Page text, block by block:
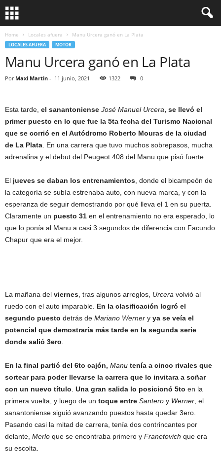
Home Locales afuera Manu Urcera ganó en La Plata
LOCALES AFUERA MOTOR
Manu Urcera ganó en La Plata
Por Maxi Martin - 11 junio, 2021 1322 0
Esta tarde, el sanantoniense José Manuel Urcera, se llevó el
primer puesto en lo que fue la 5ta fecha del Turismo Nacional
que se corrió en el Autódromo Roberto Mouras de la ciudad
de La Plata . En una carrera que tuvo muchos sobrepasos, mucha
adrenalina y el debut del Peugeot 408 del Manu que pisó fuerte.
El jueves se daban los entrenamientos , donde el bicampeón de
la categoría se subía estrenaba auto, con nueva marca, y con la
esperanza de seguir demostrando por qué lleva el 1 en su puerta.
Claramente un puesto 31 en el entrenamiento no era esperado, lo
que lo ponía al Manu a casi 3 segundos de diferencia con Facundo
Chapur que era el mejor.
La mañana del viernes , tras algunos arreglos, Urcera volvió al
ruedo con el auto imparable. En la clasificación logró el
segundo puesto detrás de Mariano Werner y ya se veía el
potencial que demostraría más tarde en la segunda serie
donde salió 3ero
En la final partió del 6to cajón, Manu tenía a cinco rivales que
sortear para poder llevarse la carrera que lo invitara a soñar
con un nuevo título Una gran salida lo posicionó 5to en la
primera vuelta, y luego de un toque entre Santero y Werner , el
sanantoniense siguió avanzando puestos hasta quedar 3ero.
Pasando casi la mitad de carrera, tenía dos contrincantes por
delante, Merlo que se encontraba primero y Franetovich que era
su escolta.